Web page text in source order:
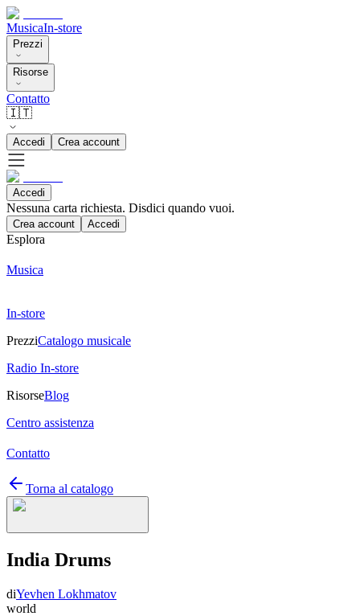
MusicaIn-store
Prezzi
Risorse
Contatto
🇮🇹
Accedi Crea account
Accedi
Nessuna carta richiesta. Disdici quando vuoi.
Crea account Accedi
Esplora
Musica
In-store
PrezziCatalogo musicale
Radio In-store
RisorseBlog
Centro assistenza
Contatto
Torna al catalogo
India Drums
diYevhen Lokhmatov
world